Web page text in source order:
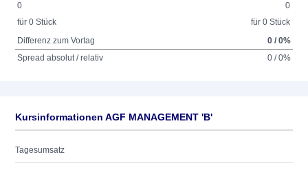
0
für 0 Stück
0
für 0 Stück
Differenz zum Vortag
0 / 0%
Spread absolut / relativ
0 / 0%
Kursinformationen AGF MANAGEMENT 'B'
Tagesumsatz